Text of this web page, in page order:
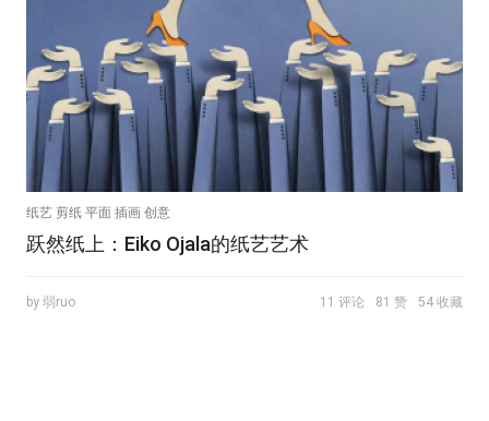
纸艺 剪纸 平面 插画 创意
跃然纸上：Eiko Ojala的纸艺艺术
by 弱ruo 11 评论 81 赞 54 收藏